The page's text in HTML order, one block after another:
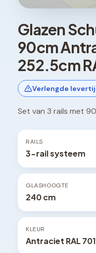
Glazen
90cm
252.5cm
Verlengde
Set van 3 rails met
RAILS
3-rail systeem
GLASHOOGTE
240 cm
KLEUR
Antraciet RAL